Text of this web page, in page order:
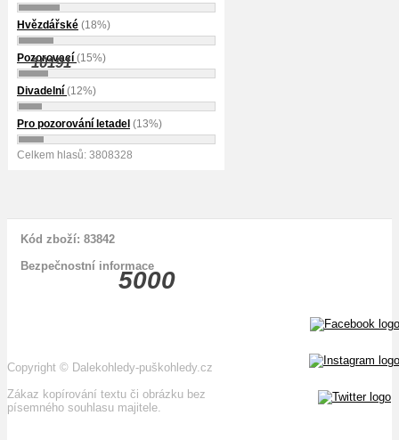
Hvězdářské (18%)
Pozorovací (15%)
Divadelní (12%)
Pro pozorování letadel (13%)
Celkem hlasů: 3808328
5000
10191
Kód zboží: 83842
Bezpečnostní informace
Copyright © Dalekohledy-puškohledy.cz
Zákaz kopírování textu či obrázku bez
písemného souhlasu majitele.